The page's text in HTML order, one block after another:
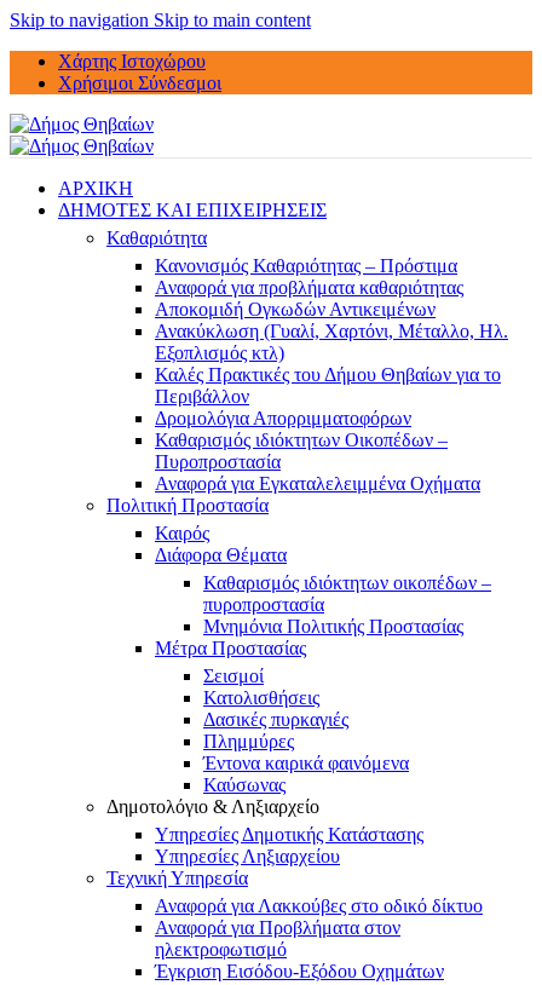
Skip to navigation Skip to main content
Χάρτης Ιστοχώρου
Χρήσιμοι Σύνδεσμοι
ΑΡΧΙΚΗ
ΔΗΜΟΤΕΣ ΚΑΙ ΕΠΙΧΕΙΡΗΣΕΙΣ
Καθαριότητα
Κανονισμός Καθαριότητας – Πρόστιμα
Αναφορά για προβλήματα καθαριότητας
Αποκομιδή Ογκωδών Αντικειμένων
Ανακύκλωση (Γυαλί, Χαρτόνι, Μέταλλο, Ηλ.
Εξοπλισμός κτλ)
Καλές Πρακτικές του Δήμου Θηβαίων για το
Περιβάλλον
Δρομολόγια Απορριμματοφόρων
Καθαρισμός ιδιόκτητων Οικοπέδων –
Πυροπροστασία
Αναφορά για Εγκαταλελειμμένα Οχήματα
Πολιτική Προστασία
Καιρός
Διάφορα Θέματα
Καθαρισμός ιδιόκτητων οικοπέδων –
πυροπροστασία
Μνημόνια Πολιτικής Προστασίας
Μέτρα Προστασίας
Σεισμοί
Κατολισθήσεις
Δασικές πυρκαγιές
Πλημμύρες
Έντονα καιρικά φαινόμενα
Καύσωνας
Δημοτολόγιο & Ληξιαρχείο
Υπηρεσίες Δημοτικής Κατάστασης
Υπηρεσίες Ληξιαρχείου
Τεχνική Υπηρεσία
Αναφορά για Λακκούβες στο οδικό δίκτυο
Αναφορά για Προβλήματα στον
ηλεκτροφωτισμό
Έγκριση Εισόδου-Εξόδου Οχημάτων